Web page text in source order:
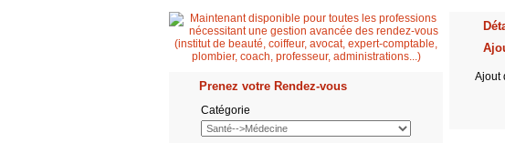
Prenez votre Rendez-vous
Catégorie
Ajout